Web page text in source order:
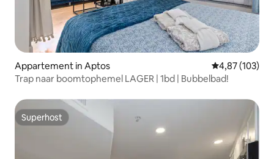
Appartement in Aptos Gemiddelde
4,87 (103)
Trap naar boomtophemel LAGER | 1bd | Bubbelbad!
Superhost
Superhost